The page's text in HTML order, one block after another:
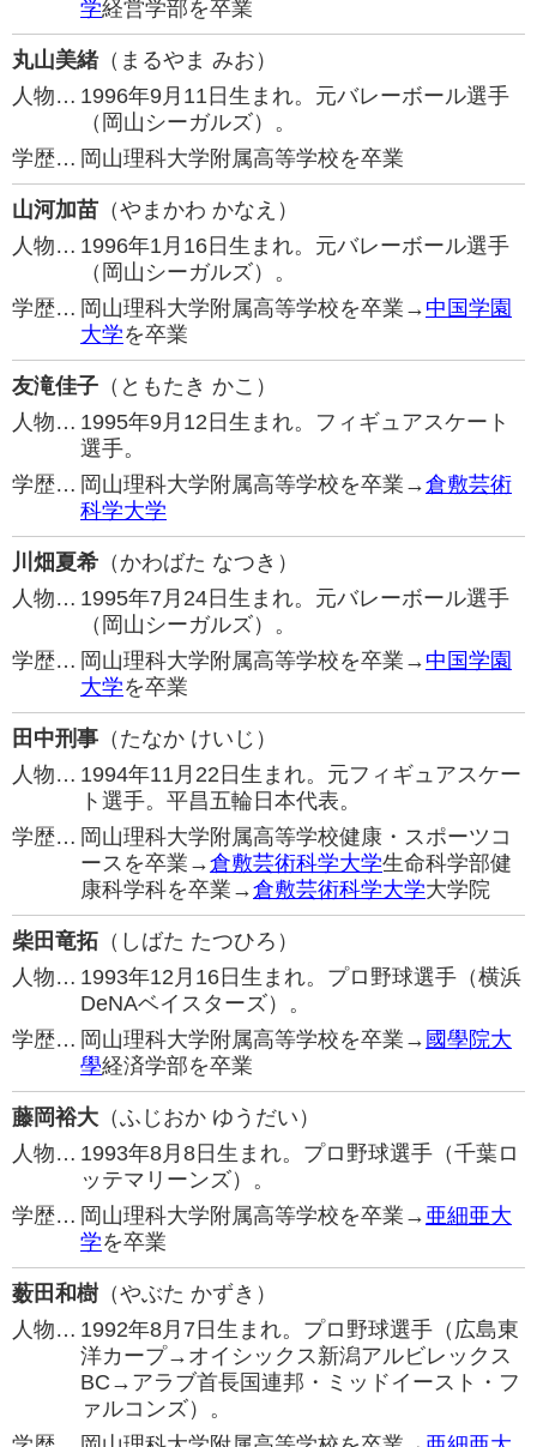
学経営学部を卒業
丸山美緒（まるやま みお）
人物… 1996年9月11日生まれ。元バレーボール選手
（岡山シーガルズ）。
学歴… 岡山理科大学附属高等学校を卒業
山河加苗 （やまかわ かなえ）
人物… 1996年1月16日生まれ。元バレーボール選手
（岡山シーガルズ）。
学歴… 岡山理科大学附属高等学校を卒業→ 中国学園
大学を卒業
友滝佳子 （ともたき かこ）
人物… 1995年9月12日生まれ。フィギュアスケート
選手。
学歴… 岡山理科大学附属高等学校を卒業→倉敷芸術
科学大学
川畑夏希 （かわばた なつき）
人物… 1995年7月24日生まれ。元バレーボール選手
（岡山シーガルズ）。
学歴… 岡山理科大学附属高等学校を卒業→ 中国学園
大学を卒業
田中刑事 （たなか けいじ）
人物… 1994年11月22日生まれ。元フィギュアスケー
ト選手。平昌五輪日本代表。
学歴… 岡山理科大学附属高等学校健康・スポーツコ
ースを卒業→倉敷芸術科学大学生命科学部健
康科学科を卒業→倉敷芸術科学大学大学院
柴田竜拓 （しばた たつひろ）
人物… 1993年12月16日生まれ。プロ野球選手（横浜
DeNAベイスターズ）。
学歴… 岡山理科大学附属高等学校を卒業→ 國學院大
學経済学部を卒業
藤岡裕大 （ふじおか ゆうだい）
人物… 1993年8月8日生まれ。プロ野球選手（千葉ロ
ッテマリーンズ）。
学歴… 岡山理科大学附属高等学校を卒業→ 亜細亜大
学を卒業
薮田和樹（やぶた かずき）
人物… 1992年8月7日生まれ。プロ野球選手（広島東
洋カープ→オイシックス新潟アルビレックス
BC→アラブ首長国連邦・ミッドイースト・フ
ァルコンズ）。